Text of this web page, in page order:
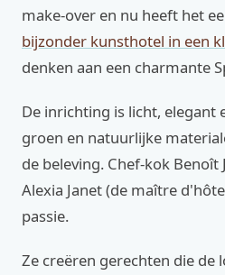
make-over en nu heeft het
bijzonder kunsthotel in een
denken aan een charmante
De inrichting is licht, elegant
groen en natuurlijke
de beleving. Chef-kok Benoît
Alexia Janet (de maître
passie.
Ze creëren gerechten die de